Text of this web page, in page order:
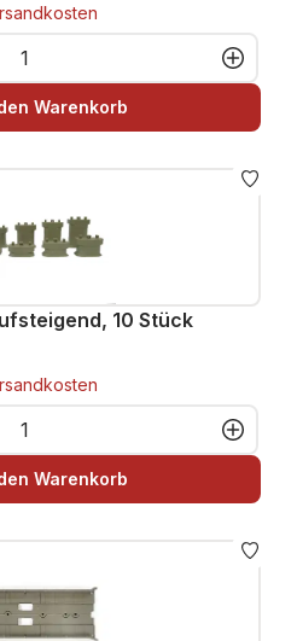
Gib den
Warenkorb
10 Stück
Gib den
Warenkorb